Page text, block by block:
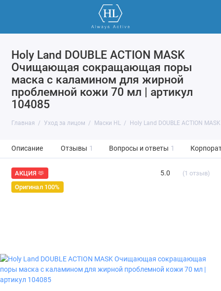
Holy Land DOUBLE ACTION MASK
Очищающая сокращающая поры
маска с каламином для жирной
проблемной кожи 70 мл | артикул
104085
Главная Уход за лицом Маски HL Holy Land DOUBLE ACTION
Описание Отзывы 1 Вопросы и ответы 1
АКЦИЯ 🫶
Оригинал 100%
5.0 (1 отзыв)